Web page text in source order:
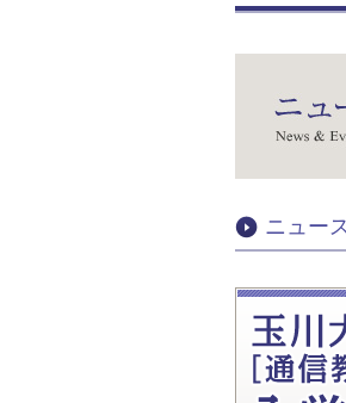
ニュー